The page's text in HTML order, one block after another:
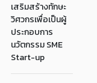
เสริมสร้างทักษะ
วิศวกรเพื่อเป็นผู้
ประกอบการ
นวัตกรรม SME
Start-up